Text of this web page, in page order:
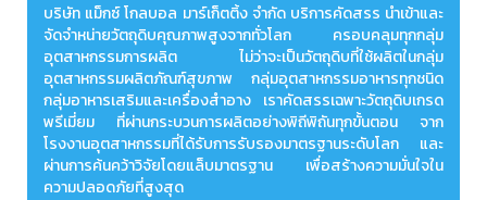
บริษัท แม็กซ์ โกลบอล มาร์เก็ตติ้ง จำกัด บริการคัดสรร นำเข้าและ
จัดจำหน่ายวัตถุดิบคุณภาพสูงจากทั่วโลก ครอบคลุมทุกกลุ่ม
อุตสาหกรรมการผลิต ไม่ว่าจะเป็นวัตถุดิบที่ใช้ผลิตในกลุ่ม
อุตสาหกรรมผลิตภัณฑ์สุขภาพ กลุ่มอุตสาหกรรมอาหารทุกชนิด
กลุ่มอาหารเสริมและเครื่องสำอาง เราคัดสรรเฉพาะวัตถุดิบเกรด
พรีเมี่ยม ที่ผ่านกระบวนการผลิตอย่างพิถีพิถันทุกขั้นตอน จาก
โรงงานอุตสาหกรรมที่ได้รับการรับรองมาตรฐานระดับโลก และ
ผ่านการค้นคว้าวิจัยโดยแล็บมาตรฐาน เพื่อสร้างความมั่นใจใน
ความปลอดภัยที่สูงสุด